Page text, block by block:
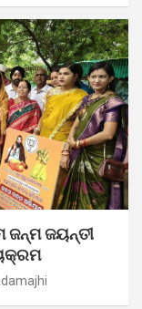
ଜନ୍ମ ଜୟନ୍ତୀ